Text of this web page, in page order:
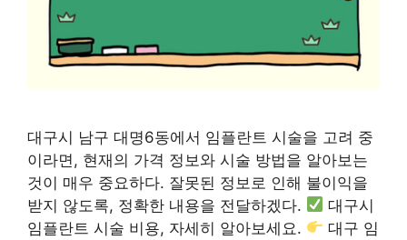
대구시 남구 대명6동에서 임플란트 시술을 고려 중
이라면, 현재의 가격 정보와 시술 방법을 알아보는
것이 매우 중요하다. 잘못된 정보로 인해 불이익을
받지 않도록, 정확한 내용을 전달하겠다.
대구시
임플란트 시술 비용, 자세히 알아보세요.
대구 임